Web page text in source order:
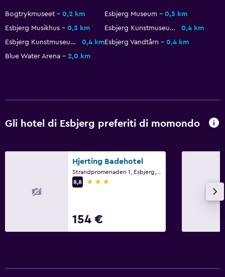
Servizio lavanderia
Generale
Guardaroba o armadio
Bogtrykmuseet 0,2 km Esbjerg Museum
0,3 km
Esbjerg Musikhus
0,3 km Esbjerg Kunstmuseum
0,4 km
Esbjerg Kunstmuseum
0,4 kmEsbjerg Vandtårn
0,4 km
Blue Water Arena
2,0 km
Gli hotel di Esbjerg preferiti di momondo
Hjerting Badehotel
8,8
3 stelle
154 €